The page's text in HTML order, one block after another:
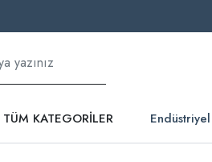
TÜM KATEGORİLER